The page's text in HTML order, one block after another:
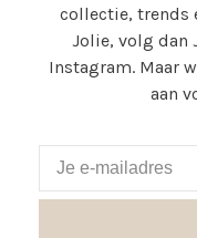
collectie, trends
Jolie, volg dan
Instagram. Maar
aan